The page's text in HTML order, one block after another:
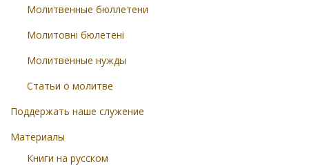
Молитвенные бюллетени
Молитовні бюлетені
Молитвенные нужды
Статьи о молитве
Поддержать наше служение
Материалы
Книги на русском